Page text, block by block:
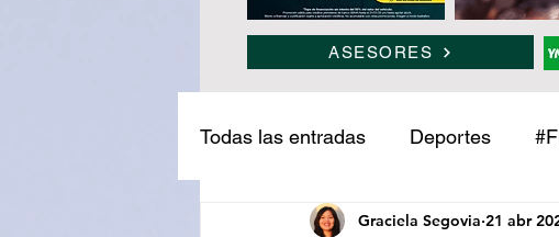
ASESORES
Todas las entradas Deportes
Narcotráfico Ledesma
Graciela Segovia 21 abr